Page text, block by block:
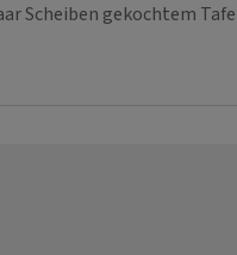
Scheiben gekochtem